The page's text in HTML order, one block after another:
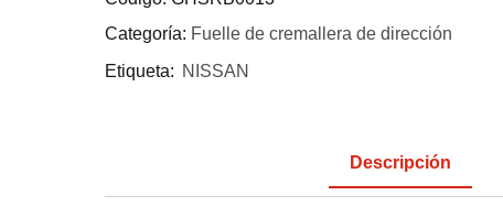
Categoría: Fuelle de cremallera de dirección
Etiqueta: NISSAN
Descripción